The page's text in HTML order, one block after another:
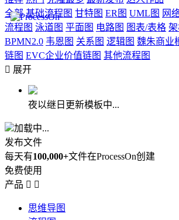
全部 基础流程图 甘特图 ER图 UML图 网
流程图 泳道图 平面图 电路图 图表/表格 架
BPMN2.0 韦恩图 关系图 逻辑图 魏朱商业
链图 EVC企业价值链图 其他流程图
 展开
夜以继日更新模板中...
加载中...
发布文件
每天有100,000+文件在ProcessOn创建
免费使用
产品  
思维导图